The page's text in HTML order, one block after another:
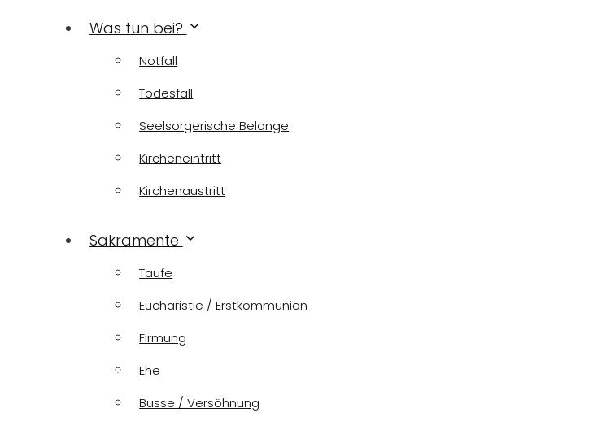
Was tun bei?
Notfall
Todesfall
Seelsorgerische Belange
Kircheneintritt
Kirchenaustritt
Sakramente
Taufe
Eucharistie / Erstkommunion
Firmung
Ehe
Busse / Versöhnung